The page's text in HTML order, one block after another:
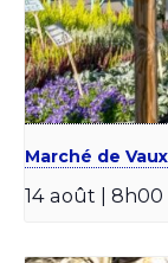
Marché de
14 août | 8h00